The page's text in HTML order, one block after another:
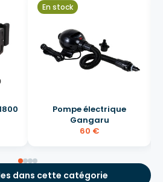
En stock
Pompe électrique
Gangaru
60 €
dans cette catégorie